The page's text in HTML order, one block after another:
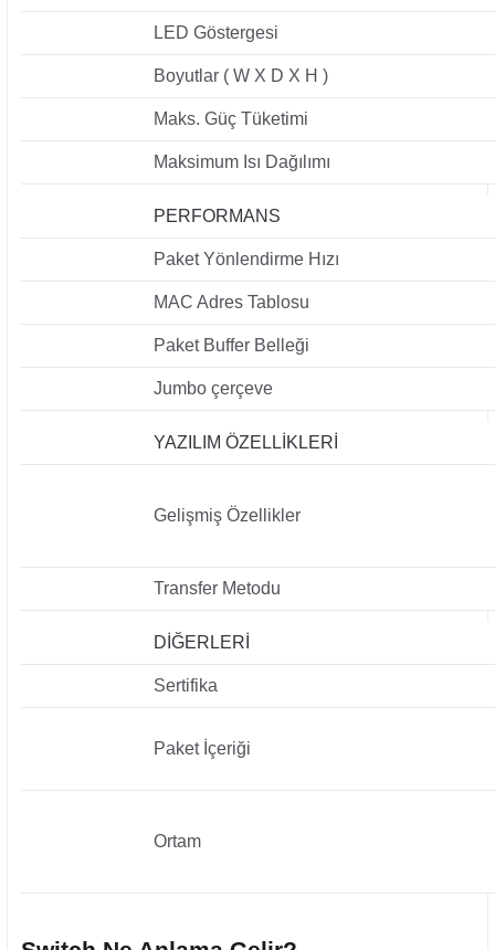
LED Göstergesi
Boyutlar ( W X D X H )
Maks. Güç Tüketimi
Maksimum Isı Dağılımı
PERFORMANS
Paket Yönlendirme Hızı
MAC Adres Tablosu
Paket Buffer Belleği
Jumbo çerçeve
YAZILIM ÖZELLİKLERİ
Gelişmiş Özellikler
Transfer Metodu
DİĞERLERİ
Sertifika
Paket İçeriği
Ortam